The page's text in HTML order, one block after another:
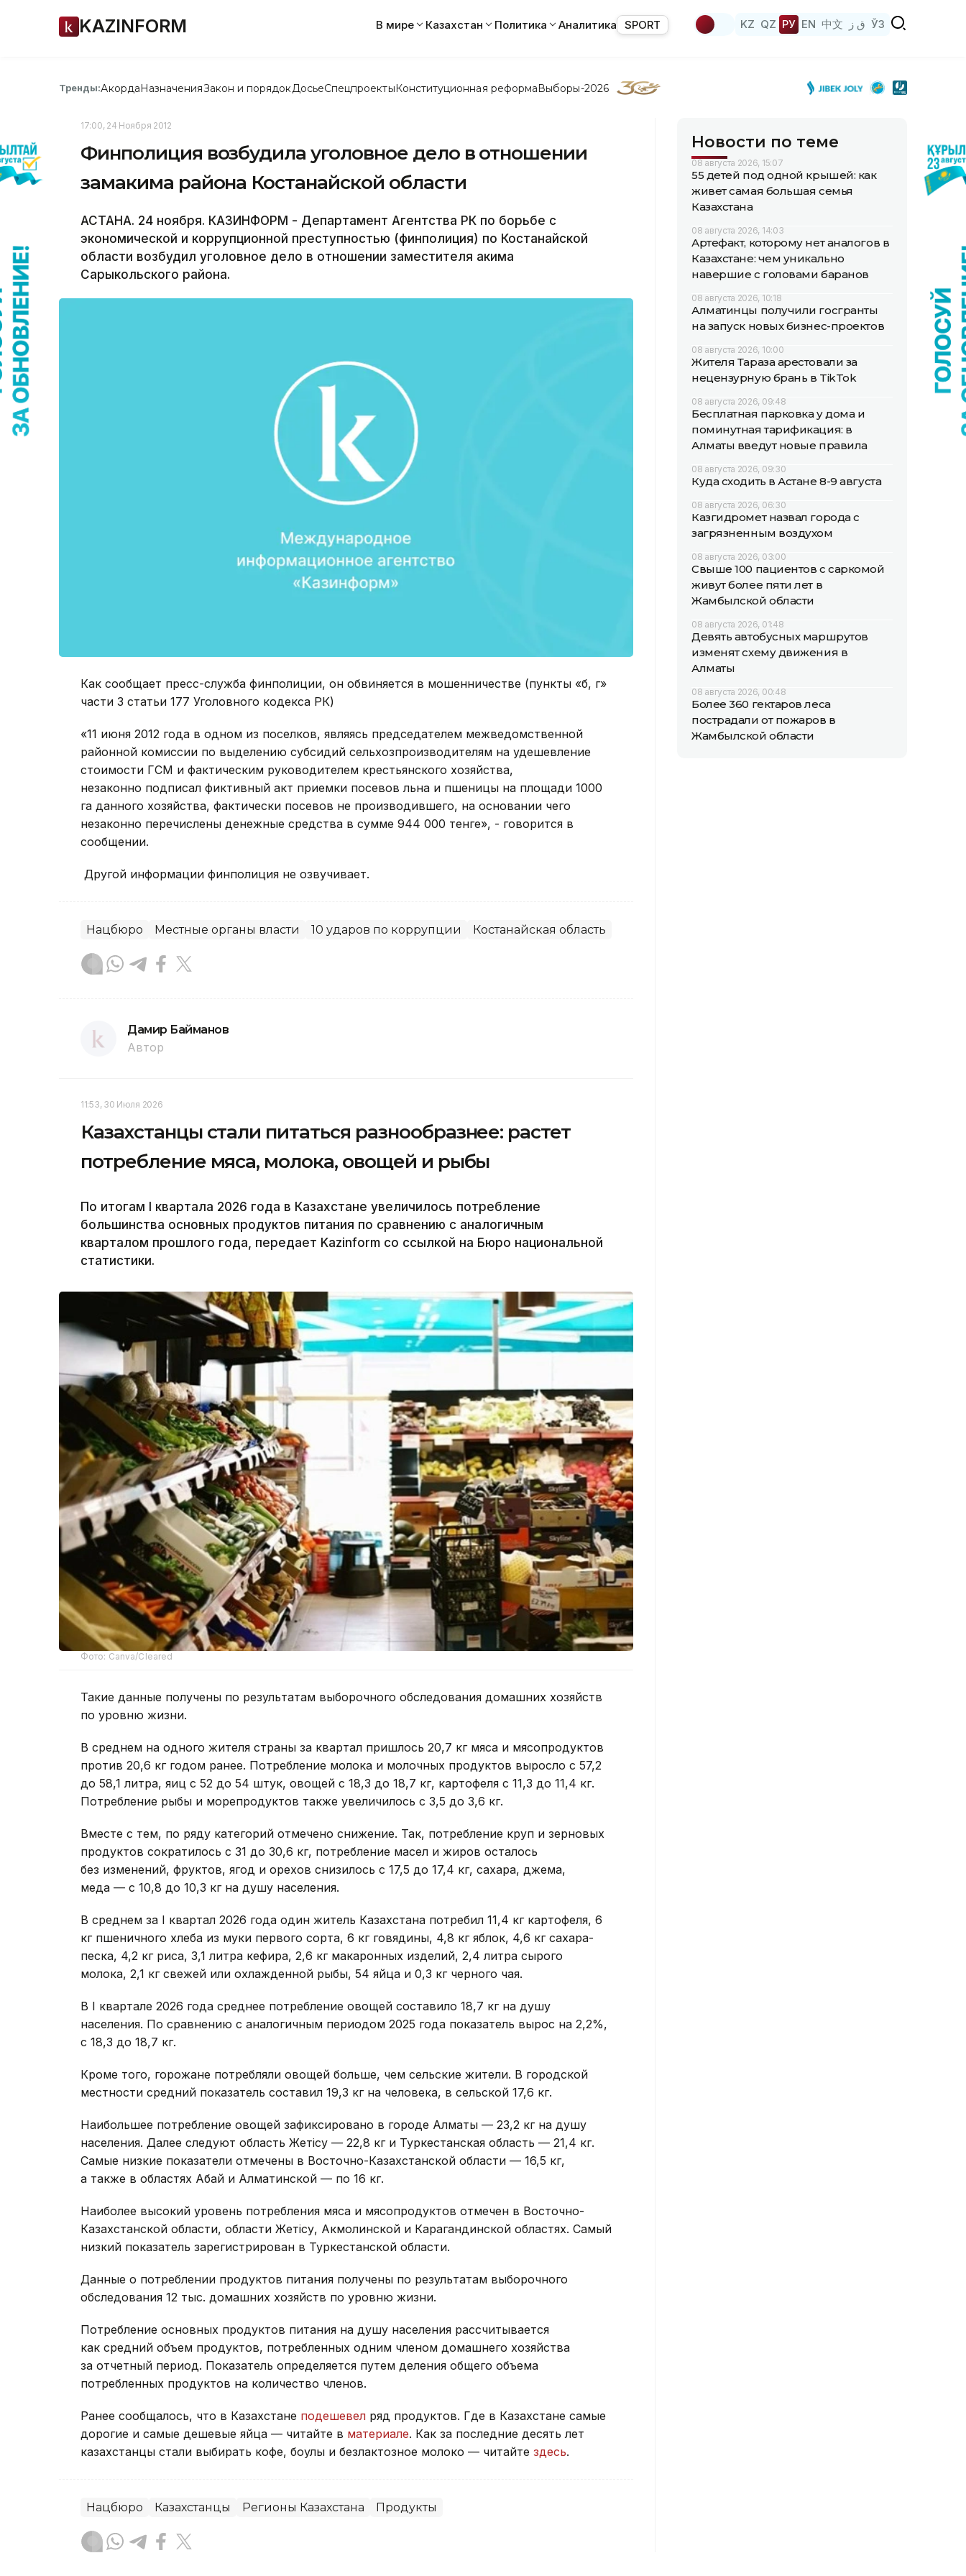
KAZINFORM В мире Казахстан Политика Аналитика SPORT KZ QZ РУ EN 中文 ق ز ЎЗ
Тренды:АкордаНазначенияЗакон и порядок ДосьеСпецпроектыКонституционная реформаВыборы-2026
17:00, 24 Ноября 2012
Финполиция возбудила уголовное дело в отношении
замакима района Костанайской области
АСТАНА. 24 ноября. КАЗИНФОРМ - Департамент Агентства РК по борьбе с
экономической и коррупционной преступностью (финполиция) по Костанайской
области возбудил уголовное дело в отношении заместителя акима
Сарыкольского района.
Как сообщает пресс-служба финполиции, он обвиняется в мошенничестве (пункты «б, г»
части 3 статьи 177 Уголовного кодекса РК)
«11 июня 2012 года в одном из поселков, являясь председателем межведомственной
районной комиссии по выделению субсидий сельхозпроизводителям на удешевление
стоимости ГСМ и фактическим руководителем крестьянского хозяйства,
незаконно подписал фиктивный акт приемки посевов льна и пшеницы на площади 1000
га данного хозяйства, фактически посевов не производившего, на основании чего
незаконно перечислены денежные средства в сумме 944 000 тенге», - говорится в
сообщении.
Другой информации финполиция не озвучивает.
Нацбюро Местные органы власти 10 ударов по коррупции Костанайская область
Дамир Байманов
Автор
11:53, 30 Июля 2026
Казахстанцы стали питаться разнообразнее: растет
потребление мяса, молока, овощей и рыбы
По итогам I квартала 2026 года в Казахстане увеличилось потребление
большинства основных продуктов питания по сравнению с аналогичным
кварталом прошлого года, передает Kazinform со ссылкой на Бюро национальной
статистики.
Фото: Canva/Cleared
Такие данные получены по результатам выборочного обследования домашних хозяйств
по уровню жизни.
В среднем на одного жителя страны за квартал пришлось 20,7 кг мяса и мясопродуктов
против 20,6 кг годом ранее. Потребление молока и молочных продуктов выросло с 57,2
до 58,1 литра, яиц с 52 до 54 штук, овощей с 18,3 до 18,7 кг, картофеля с 11,3 до 11,4 кг.
Потребление рыбы и морепродуктов также увеличилось с 3,5 до 3,6 кг.
Вместе с тем, по ряду категорий отмечено снижение. Так, потребление круп и зерновых
продуктов сократилось с 31 до 30,6 кг, потребление масел и жиров осталось
без изменений, фруктов, ягод и орехов снизилось с 17,5 до 17,4 кг, сахара, джема,
меда — с 10,8 до 10,3 кг на душу населения.
В среднем за I квартал 2026 года один житель Казахстана потребил 11,4 кг картофеля, 6
кг пшеничного хлеба из муки первого сорта, 6 кг говядины, 4,8 кг яблок, 4,6 кг сахара-
песка, 4,2 кг риса, 3,1 литра кефира, 2,6 кг макаронных изделий, 2,4 литра сырого
молока, 2,1 кг свежей или охлажденной рыбы, 54 яйца и 0,3 кг черного чая.
В I квартале 2026 года среднее потребление овощей составило 18,7 кг на душу
населения. По сравнению с аналогичным периодом 2025 года показатель вырос на 2,2%,
с 18,3 до 18,7 кг.
Кроме того, горожане потребляли овощей больше, чем сельские жители. В городской
местности средний показатель составил 19,3 кг на человека, в сельской 17,6 кг.
Наибольшее потребление овощей зафиксировано в городе Алматы — 23,2 кг на душу
населения. Далее следуют область Жетісу — 22,8 кг и Туркестанская область — 21,4 кг.
Самые низкие показатели отмечены в Восточно-Казахстанской области — 16,5 кг,
а также в областях Абай и Алматинской — по 16 кг.
Наиболее высокий уровень потребления мяса и мясопродуктов отмечен в Восточно-
Казахстанской области, области Жетісу, Акмолинской и Карагандинской областях. Самый
низкий показатель зарегистрирован в Туркестанской области.
Данные о потреблении продуктов питания получены по результатам выборочного
обследования 12 тыс. домашних хозяйств по уровню жизни.
Потребление основных продуктов питания на душу населения рассчитывается
как средний объем продуктов, потребленных одним членом домашнего хозяйства
за отчетный период. Показатель определяется путем деления общего объема
потребленных продуктов на количество членов.
Ранее сообщалось, что в Казахстане подешевел ряд продуктов. Где в Казахстане самые
дорогие и самые дешевые яйца — читайте в материале. Как за последние десять лет
казахстанцы стали выбирать кофе, боулы и безлактозное молоко — читайте здесь.
Нацбюро Казахстанцы Регионы Казахстана Продукты
Новости по теме
08 августа 2026, 15:07
55 детей под одной крышей: как
живет самая большая семья
Казахстана
08 августа 2026, 14:03
Артефакт, которому нет аналогов в
Казахстане: чем уникально
навершие с головами баранов
08 августа 2026, 10:18
Алматинцы получили госгранты
на запуск новых бизнес-проектов
08 августа 2026, 10:00
Жителя Тараза арестовали за
нецензурную брань в TikTok
08 августа 2026, 09:48
Бесплатная парковка у дома и
поминутная тарификация: в
Алматы введут новые правила
08 августа 2026, 09:30
Куда сходить в Астане 8-9 августа
08 августа 2026, 06:30
Казгидромет назвал города с
загрязненным воздухом
08 августа 2026, 03:00
Свыше 100 пациентов с саркомой
живут более пяти лет в
Жамбылской области
08 августа 2026, 01:48
Девять автобусных маршрутов
изменят схему движения в
Алматы
08 августа 2026, 00:48
Более 360 гектаров леса
пострадали от пожаров в
Жамбылской области